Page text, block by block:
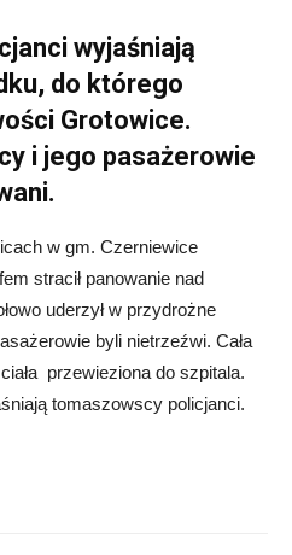
wyjaśniają
do którego
Grotowice.
i jego pasażerowie
w gm. Czerniewice
stracił panowanie nad
uderzył w przydrożne
byli nietrzeźwi. Cała
przewieziona do szpitala.
tomaszowscy policjanci.